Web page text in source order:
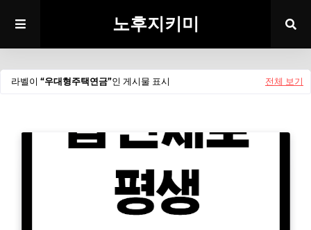
노후지키미
라벨이 우대형주택연금 인 게시물 표시 전체 보기